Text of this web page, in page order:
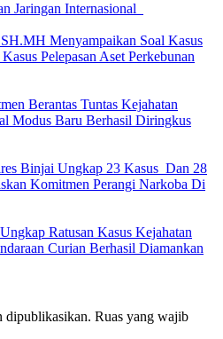
Jaringan Internasional
Menyampaikan Soal Kasus
Pelepasan Aset Perkebunan
Berantas Tuntas Kejahatan
Modus Baru Berhasil Diringkus
Binjai Ungkap 23 Kasus Dan 28
Komitmen Perangi Narkoba Di
Ratusan Kasus Kejahatan
Curian Berhasil Diamankan
dipublikasikan. Ruas yang wajib